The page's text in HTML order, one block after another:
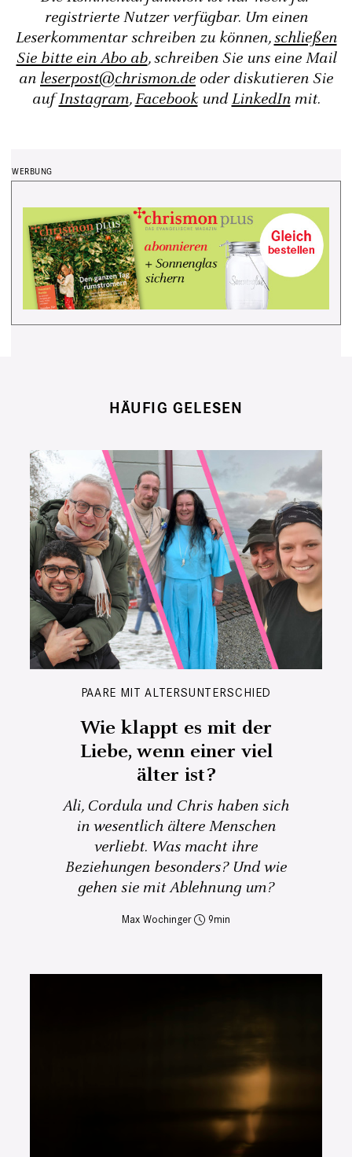
registrierte Nutzer verfügbar. Um einen
Leserkommentar schreiben zu können,schließen
Sie bitte ein Abo ab, schreiben Sie uns eine Mail
an leserpost@chrismon.de oder diskutieren Sie
aufInstagram,FacebookundLinkedInmit.
HÄUFIG GELESEN
PAARE MIT ALTERSUNTERSCHIED
Wie klappt es mit der
Liebe, wenn einer viel
älter ist?
Ali, Cordula und Chris haben sich
in wesentlich ältere Menschen
verliebt. Was macht ihre
Beziehungen besonders? Und wie
gehen sie mit Ablehnung um?
Max Wochinger 9